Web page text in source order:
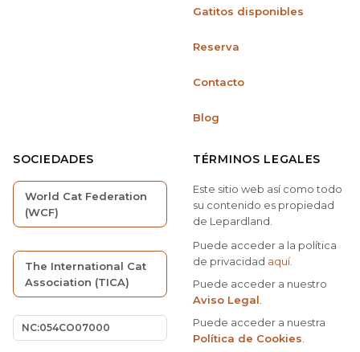
Gatitos disponibles
Reserva
Contacto
Blog
SOCIEDADES
World Cat Federation
(WCF)
The International Cat
Association (TICA)
NC:054CO07000
TÉRMINOS LEGALES
Este sitio web así como todo
su contenido es propiedad
de Lepardland.
Puede acceder a la política
de privacidad aquí.
Puede acceder a nuestro
Aviso Legal
Puede acceder a nuestra
Política de Cookies